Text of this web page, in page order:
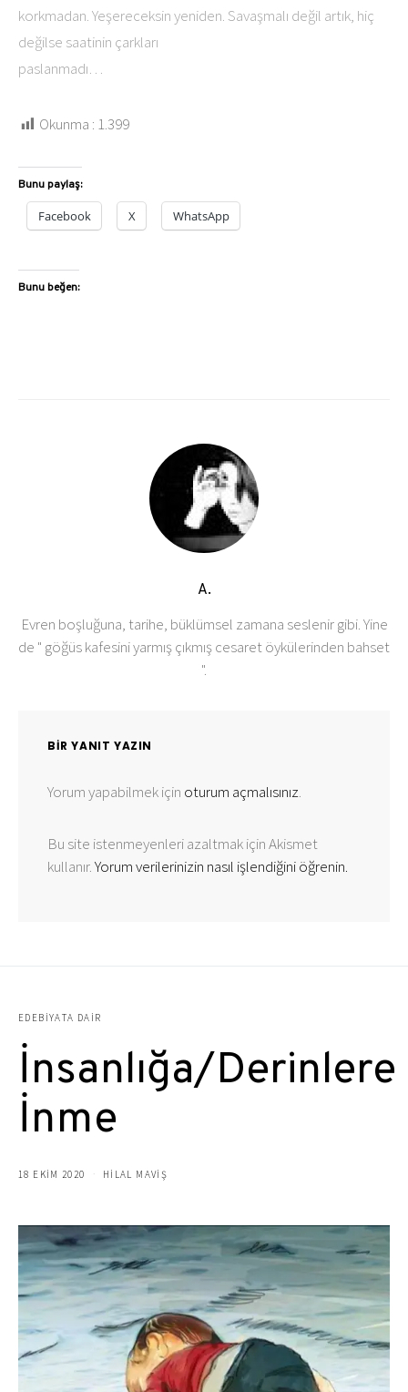
korkmadan. Yeşereceksin yeniden. Savaşmalı değil artık, hiç
değilse saatinin çarkları
paslanmadı…
Okunma : 1.399
Bunu paylaş:
Facebook X WhatsApp
Bunu beğen:
A.
Evren boşluğuna, tarihe, büklümsel zamana seslenir gibi. Yine
de " göğüs kafesini yarmış çıkmış cesaret öykülerinden bahset
".
BIR YANIT YAZIN
Yorum yapabilmek için oturum açmalısınız.
Bu site istenmeyenleri azaltmak için Akismet
kullanır.Yorum verilerinizin nasıl işlendiğini öğrenin.
EDEBIYATA DAIR
İnsanlığa/Derinlere
İnme
18 EKIM 2020 HILAL MAVIŞ